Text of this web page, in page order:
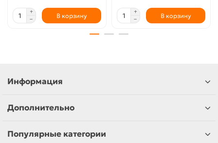
В корзину В корзину
Информация
Дополнительно
Популярные категории